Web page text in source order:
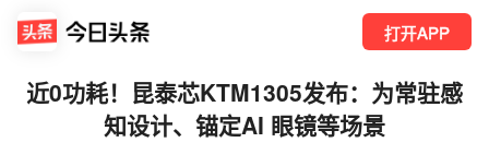
打开APP
近0功耗！昆泰芯KTM1305发布：为常驻感
知设计、锚定AI 眼镜等场景